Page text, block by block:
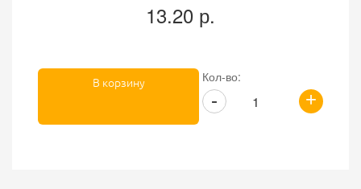
13.20 р.
Кол-во:
+
-
В корзину